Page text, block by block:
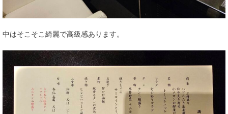
中はそこそこ綺麗で高級感あります。